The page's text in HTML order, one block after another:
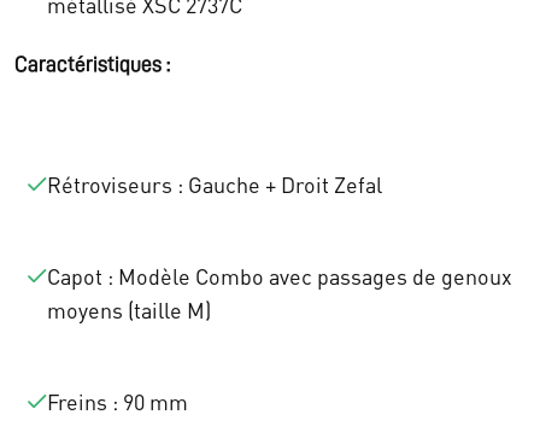
1
7
0
0
0
Caractéristiques :
Rétroviseurs : Gauche + Droit Zefal
Capot : Modèle Combo avec passages de genoux
moyens (taille M)
Freins : 90 mm